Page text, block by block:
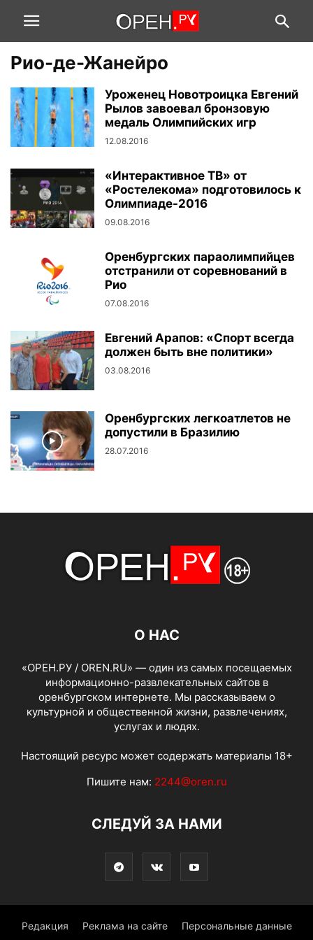
Рио-де-Жанейро
Уроженец Новотроицка Евгений
Рылов завоевал бронзовую
медаль Олимпийских игр
12.08.2016
«Интерактивное ТВ» от
«Ростелекома» подготовилось к
Олимпиаде-2016
09.08.2016
Оренбургских параолимпийцев
отстранили от соревнований в
Рио
07.08.2016
Евгений Арапов: «Спорт всегда
должен быть вне политики»
03.08.2016
Оренбургских легкоатлетов не
допустили в Бразилию
28.07.2016
О НАС
«ОРЕН.РУ / OREN.RU» — один из самых посещаемых
информационно-развлекательных сайтов в
оренбургском интернете. Мы рассказываем о
культурной и общественной жизни, развлечениях,
услугах и людях.
Настоящий ресурс может содержать материалы 18+
Пишите нам: 2244@oren.ru
СЛЕДУЙ ЗА НАМИ
Редакция Реклама на сайте Персональные данные